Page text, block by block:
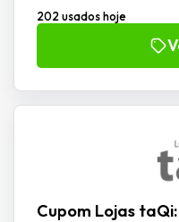
202 usados hoje
Cupom Lojas